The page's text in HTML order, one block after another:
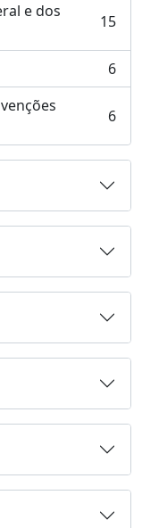
e dos
15
6
6